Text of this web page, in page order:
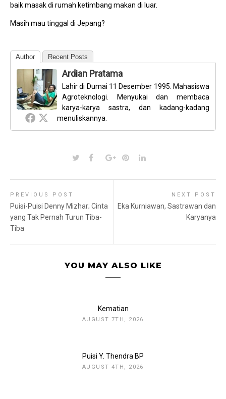
baik masak di rumah ketimbang makan di luar.
Masih mau tinggal di Jepang?
Author Recent Posts
Ardian Pratama
Lahir di Dumai 11 Desember 1995. Mahasiswa
Agroteknologi. Menyukai dan membaca
karya-karya sastra, dan kadang-kadang
menuliskannya.
PREVIOUS POST
Puisi-Puisi Denny Mizhar; Cinta
yang Tak Pernah Turun Tiba-
Tiba
NEXT POST
Eka Kurniawan, Sastrawan dan
Karyanya
YOU MAY ALSO LIKE
Kematian
AUGUST 7TH, 2026
Puisi Y. Thendra BP
AUGUST 4TH, 2026